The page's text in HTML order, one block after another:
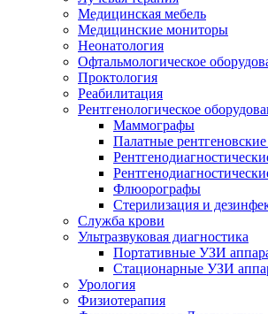
Медицинская мебель
Медицинские мониторы
Неонатология
Офтальмологическое
Проктология
Реабилитация
Рентгенологическое
Маммографы
Палатные
Флюорографы
Стерилизация и
Служба крови
Ультразвуковая диагностика
Портативные УЗИ
Стационарные УЗИ
Урология
Физиотерапия